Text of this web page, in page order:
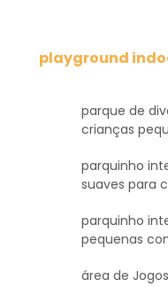
playground
parque de
crianças
parquinho
suaves para
parquinho
pequenas
área de